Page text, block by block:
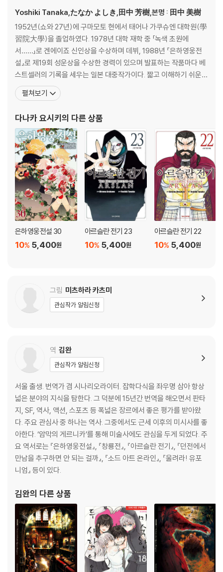
Yoshiki Tanaka,たなか よしき,田中 芳樹,본명 : 田中 美樹
1952년(쇼와 27년)에 구마모토 현에서 태어나 가쿠슈엔 대학원(學
習院大學)을 졸업하였다. 1978년 대학 재학 중 「녹색 초원에
서……」로 겐에이죠 신인상을 수상하며 데뷔, 1988년 『은하영웅전
설』로 제19회 성운상을 수상한 경력이 있으며 발표하는 작품마다 베
스트셀러의 기록을 세우는 일본 대중작가이다. 짧고 이해하기 쉬운
간결한 문체와 상호연관관계가 전혀 흐트러지지 않는 짜임새있는 일
관된 구조로 스토리의 호흡을 매끄럽게 이어간다는 평을 받고 있다.
품은 모두 애니메이션으로 제작되었다. 특히 일본에서만 950
펼쳐보기
다나카 요시키 의 다른 상품
은하영웅전설 30
5,400원
10%
아르슬란 전기 23
5,400원
10%
아르슬란 전기 22
5,400원
10%
그림 미츠하라 카츠미
관심작가 알림신청
역 김완
관심작가 알림신청
서울 출생. 번역가 겸 시나리오라이터. 잡학다식을 좌우명 삼아 항상
넓은 분야의 지식을 탐한다. 그 덕분에 15년간 번역을 해오면서 판타
지, SF, 역사, 액션, 스포츠 등 폭넓은 장르에서 좋은 평가를 받아왔
다. 주요 관심사 중 하나는 역사. 그중에서도 근세 이후의 미시사를 좋
아한다. ‘암막의 게르니카’를 통해 미술사에도 관심을 두게 되었다. 주
요 역서로는 『은하영웅전설』, 『창룡전』, 『아르슬란 전기』, 『던전에서
만남을 추구하면 안 되는 걸까』, 『소드 아트 온라인』, 『울려라! 유포
니엄』 등이 있다.
김완의 다른 상품